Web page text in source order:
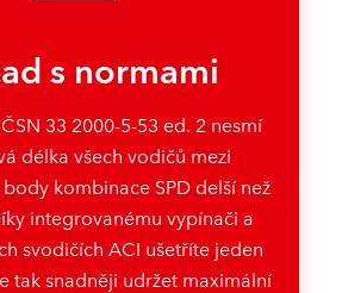
s normami
33 2000-5-53 ed. 2 nesmí
délka všech vodičů mezi
kombinace SPD delší než
integrovanému vypínači a
svodičích ACI ušetříte jeden
tak snadněji udržet maximální